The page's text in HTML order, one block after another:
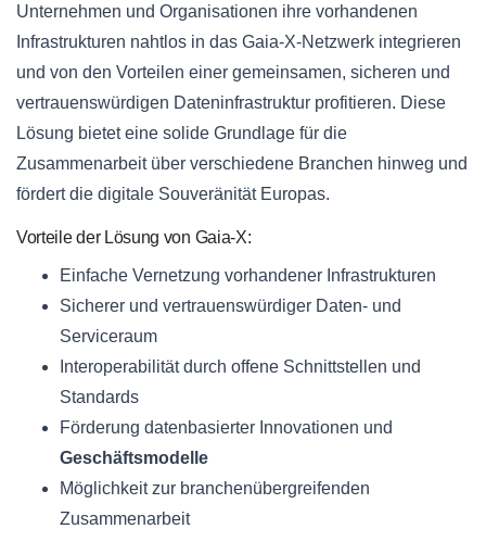
Unternehmen und Organisationen ihre vorhandenen
Infrastrukturen nahtlos in das Gaia-X-Netzwerk integrieren
und von den Vorteilen einer gemeinsamen, sicheren und
vertrauenswürdigen Dateninfrastruktur profitieren. Diese
Lösung bietet eine solide Grundlage für die
Zusammenarbeit über verschiedene Branchen hinweg und
fördert die digitale Souveränität Europas.
Vorteile der Lösung von Gaia-X:
Einfache Vernetzung vorhandener Infrastrukturen
Sicherer und vertrauenswürdiger Daten- und
Serviceraum
Interoperabilität durch offene Schnittstellen und
Standards
Förderung datenbasierter Innovationen und
Geschäftsmodelle
Möglichkeit zur branchenübergreifenden
Zusammenarbeit